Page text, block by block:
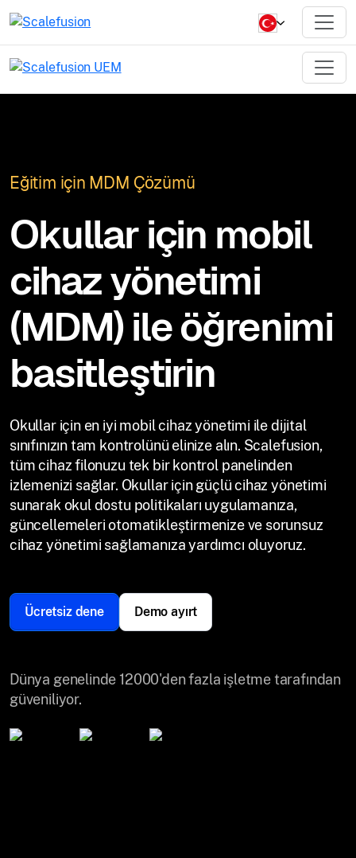
Eğitim için MDM Çözümü
Okullar için mobil
cihaz yönetimi
(MDM) ile öğrenimi
basitleştirin
Okullar için en iyi mobil cihaz yönetimi ile dijital
sınıfınızın tam kontrolünü elinize alın. Scalefusion,
tüm cihaz filonuzu tek bir kontrol panelinden
izlemenizi sağlar. Okullar için güçlü cihaz yönetimi
sunarak okul dostu politikaları uygulamanıza,
güncellemeleri otomatikleştirmenize ve sorunsuz
cihaz yönetimi sağlamanıza yardımcı oluyoruz.
Ücretsiz dene Demo ayırt
Dünya genelinde 12000'den fazla işletme tarafından
güveniliyor.